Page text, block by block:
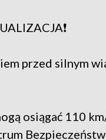
przed silnym
osiągać 110